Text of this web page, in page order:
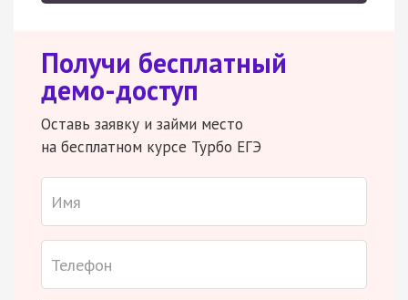
Получи бесплатный
демо-доступ
Оставь заявку и займи место
на бесплатном курсе Турбо ЕГЭ